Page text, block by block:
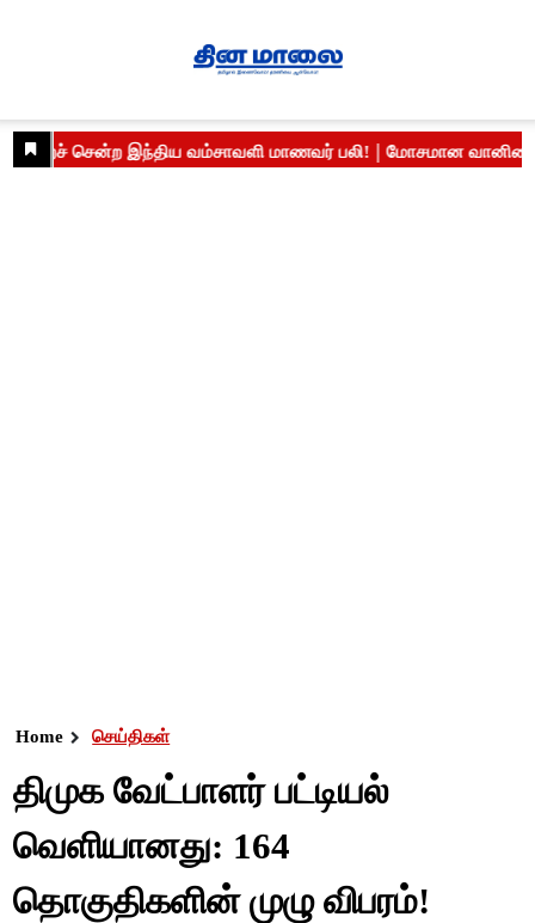
Home செய்திகள்
திமுக வேட்பாளர் பட்டியல்
வெளியானது: 164
தொகுதிகளின் முழு விபரம்!